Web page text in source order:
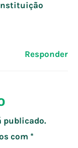
Responder
publicado.
com *